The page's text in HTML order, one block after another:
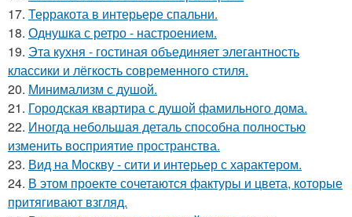
17. Терракота в интерьере спальни.
18. Однушка с ретро - настроением.
19. Эта кухня - гостиная объединяет элегантность
классики и лёгкость современного стиля.
20. Минимализм с душой.
21. Городская квартира с душой фамильного дома.
22. Иногда небольшая деталь способна полностью
изменить восприятие пространства.
23. Вид на Москву - сити и интерьер с характером.
24. В этом проекте сочетаются фактуры и цвета, которые
притягивают взгляд.